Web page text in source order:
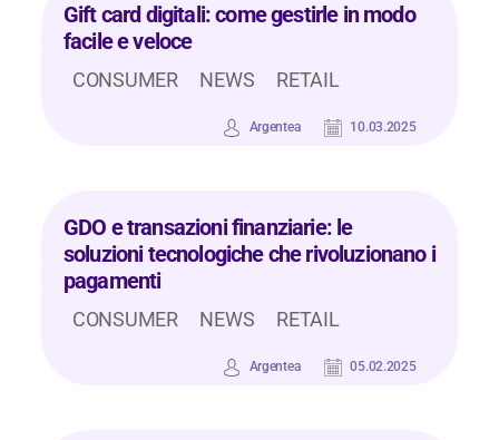
Gift card digitali: come gestirle in modo
facile e veloce
CONSUMER NEWS RETAIL
Argentea 10.03.2025
GDO e transazioni finanziarie: le
soluzioni tecnologiche che rivoluzionano i
pagamenti
CONSUMER NEWS RETAIL
Argentea 05.02.2025